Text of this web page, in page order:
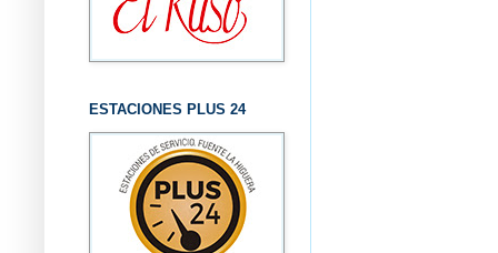
ESTACIONES PLUS 24